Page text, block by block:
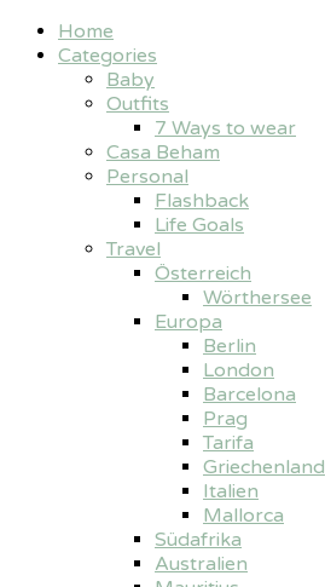
Home
Categories
Baby
Outfits
7 Ways to wear
Casa Beham
Personal
Flashback
Life Goals
Travel
Österreich
Wörthersee
Europa
Berlin
London
Barcelona
Prag
Tarifa
Griechenland
Italien
Mallorca
Südafrika
Australien